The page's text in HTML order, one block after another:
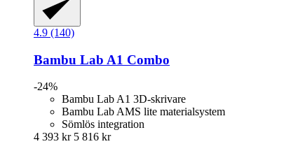
4.9 (140)
Bambu Lab A1 Combo
-24%
Bambu Lab A1 3D-skrivare
Bambu Lab AMS lite materialsystem
Sömlös integration
4 393 kr 5 816 kr